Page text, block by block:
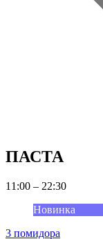
ПАСТА
11:00 – 22:30
Новинка
3 помидора